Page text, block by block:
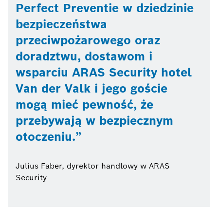
Perfect Preventie w dziedzinie
bezpieczeństwa
przeciwpożarowego oraz
doradztwu, dostawom i
wsparciu ARAS Security hotel
Van der Valk i jego goście
mogą mieć pewność, że
przebywają w bezpiecznym
otoczeniu.
Julius Faber, dyrektor handlowy w ARAS
Security